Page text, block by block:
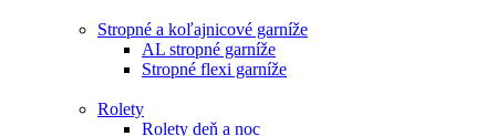
Stropné a koľajnicové garníže
AL stropné garníže
Stropné flexi garníže
Rolety
Rolety deň a noc